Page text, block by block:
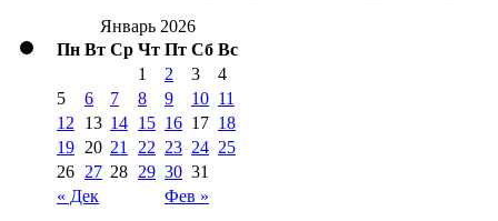
Январь 2026
Пн Вт Ср Чт Пт Сб Вс
« Дек Фев »
1 2 3
4
5
6 7 8 9 10 11
12
13 14 15 16 17 18
19 20 21 22 23 24 25
26 27 28 29 30 31